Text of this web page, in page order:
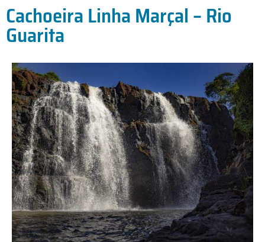
Cachoeira Linha Marçal – Rio
Guarita